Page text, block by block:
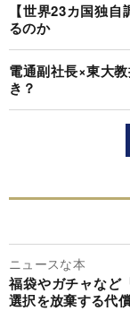
【世界23カ国独
るのか
電通副社長×東大
き？
ニュースな本
福袋やガチャなど
選択を放棄する代